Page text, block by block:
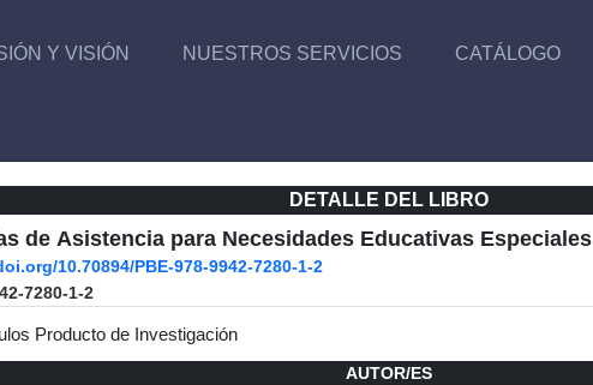
Y VISIÓN NUESTROS SERVICIOS CATÁLOGO
DETALLE DEL LIBRO
de Asistencia para Necesidades Educativas Especiales
10.70894/PBE-978-9942-7280-1-2
7280-1-2
Producto de Investigación
AUTOR/ES